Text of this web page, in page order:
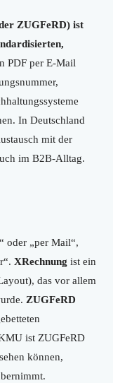
ZUGFeRD) ist
PDF per E‑Mail
In Deutschland
mit der
im B2B‑Alltag.
oder „per Mail“,
XRechnung ist ein
das vor allem
ZUGFeRD
ist ZUGFeRD
können,